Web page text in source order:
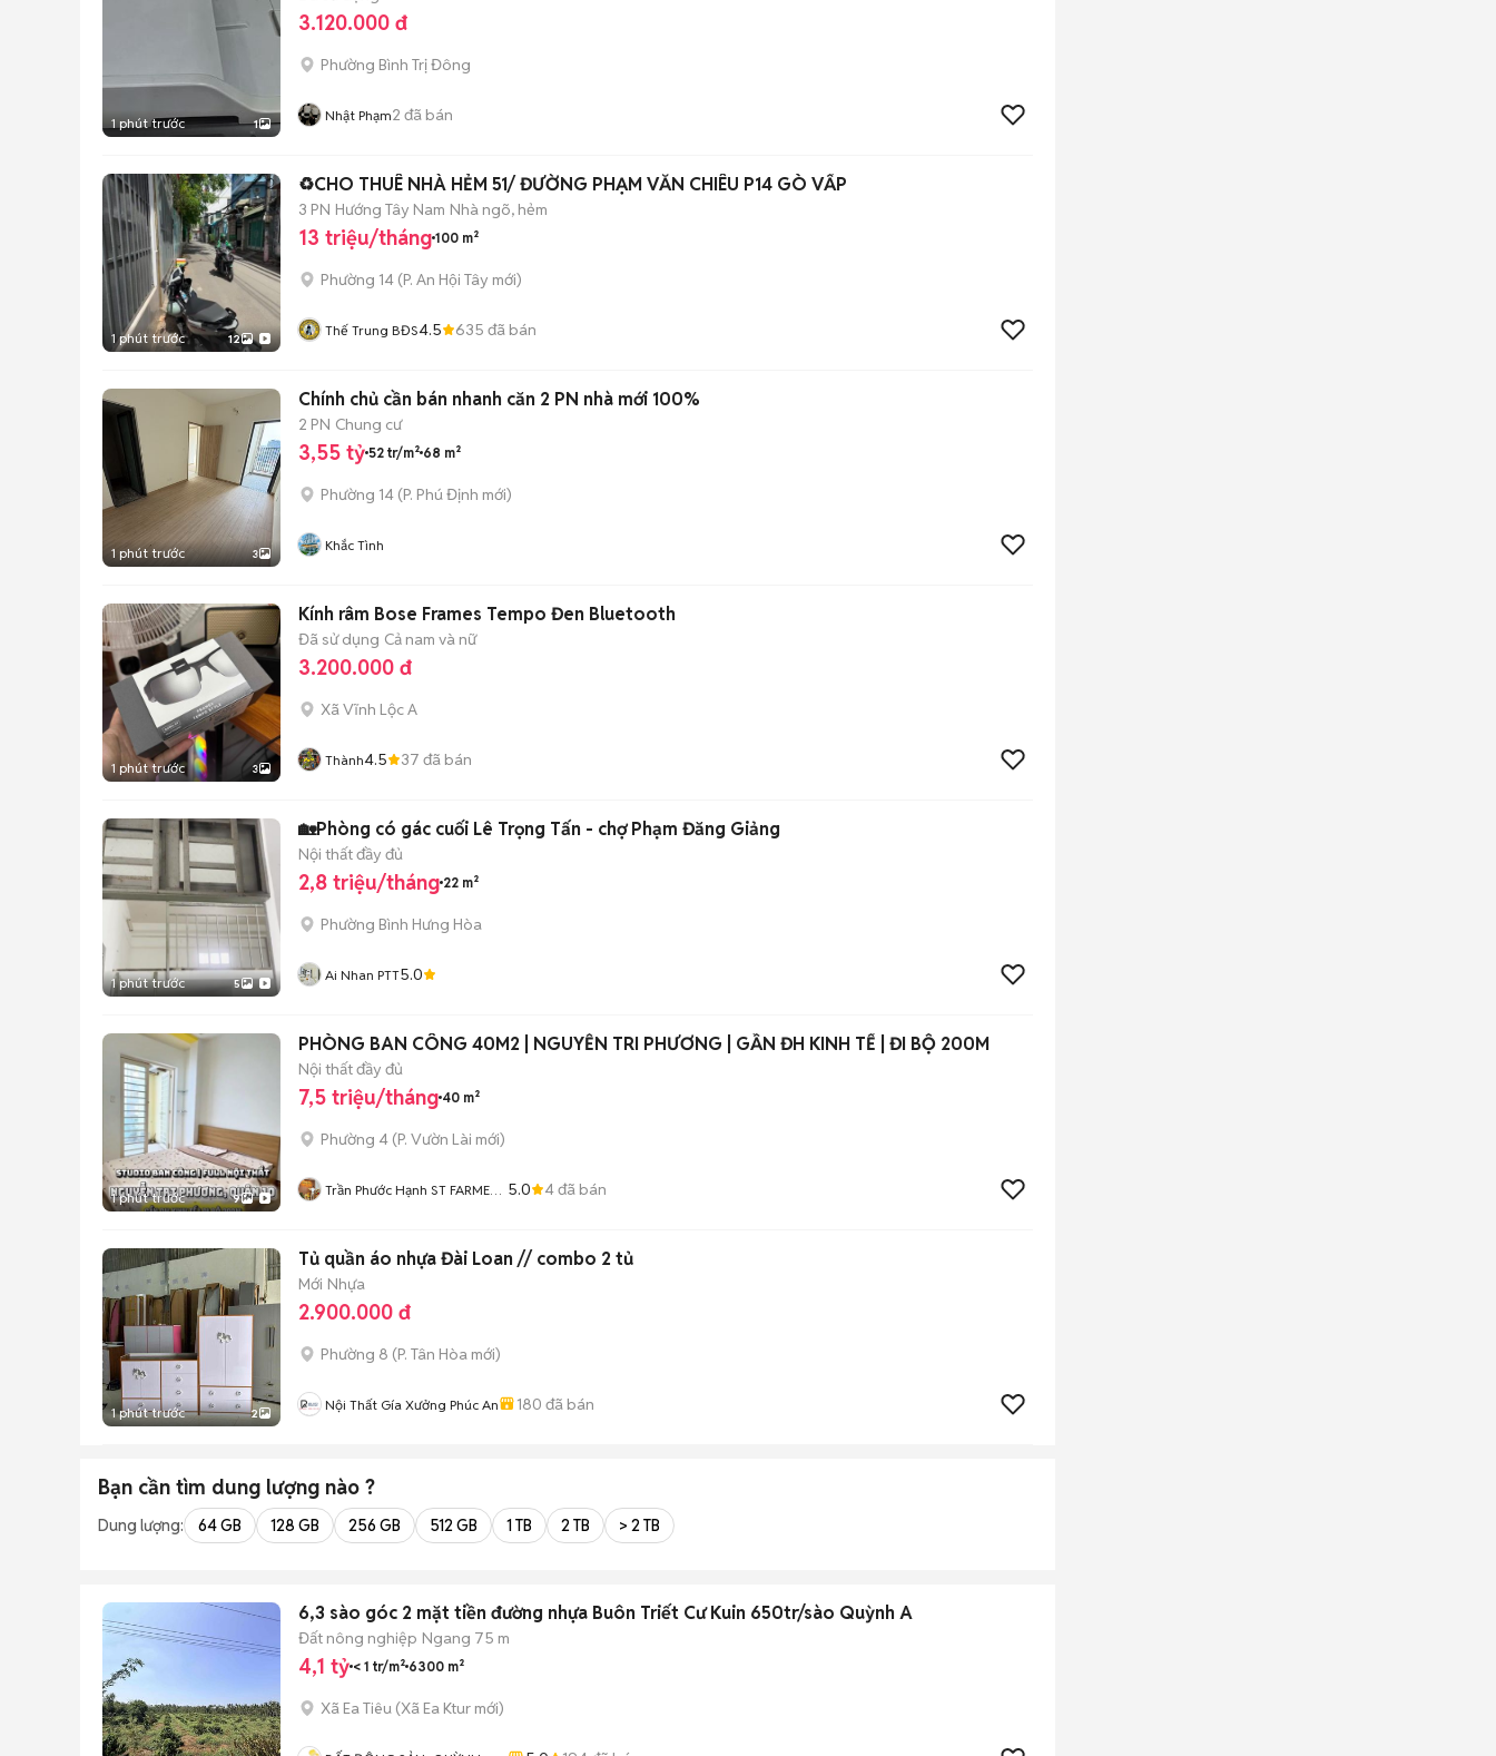
1 phút trước 1
3.120.000 đ
Phường Bình Trị Đông
Nhật Phạm2 đã bán
1 phút trước 12
♻️CHO THUÊ NHÀ HẺM 51/ ĐƯỜNG PHẠM VĂN CHIÊU P14 GÒ VẤP
3 PN Hướng Tây Nam Nhà ngõ, hẻm
13 triệu/tháng 100 m²
Phường 14 (P. An Hội Tây mới)
Thế Trung BĐS4.5 635 đã bán
1 phút trước 3
Chính chủ cần bán nhanh căn 2 PN nhà mới 100%
2 PN Chung cư
3,55 tỷ 52 tr/m² 68 m²
Phường 14 (P. Phú Định mới)
Khắc Tình
1 phút trước 3
Kính râm Bose Frames Tempo Đen Bluetooth
Đã sử dụng Cả nam và nữ
3.200.000 đ
Xã Vĩnh Lộc A
Thành4.5 37 đã bán
1 phút trước 5
🏡Phòng có gác cuối Lê Trọng Tấn - chợ Phạm Đăng Giảng
Nội thất đầy đủ
2,8 triệu/tháng 22 m²
Phường Bình Hưng Hòa
Ai Nhan PTT5.0
1 phút trước 9
PHÒNG BAN CÔNG 40M2 | NGUYỄN TRI PHƯƠNG | GẦN ĐH KINH TẾ | ĐI BỘ 200M
Nội thất đầy đủ
7,5 triệu/tháng 40 m²
Phường 4 (P. Vườn Lài mới)
Trần Phước Hạnh ST FARMER
5.0 4đã bán
1 phút trước 2
Tủ quần áo nhựa Đài Loan // combo 2 tủ
Mới Nhựa
2.900.000 đ
Phường 8 (P. Tân Hòa mới)
Nội Thất Gía Xưởng Phúc An 180 đã bán
Bạn cần tìm dung lượng nào ?
Dung lượng: 64 GB 128 GB 256 GB 512 GB 1 TB 2 TB > 2 TB
6,3 sào góc 2 mặt tiền đường nhựa Buôn Triết Cư Kuin 650tr/sào Quỳnh A
Đất nông nghiệp Ngang 75 m
4,1 tỷ < 1 tr/m² 6300 m²
Xã Ea Tiêu (Xã Ea Ktur mới)